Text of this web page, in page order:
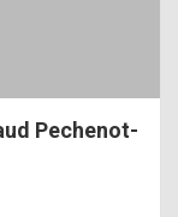
Pechenot-